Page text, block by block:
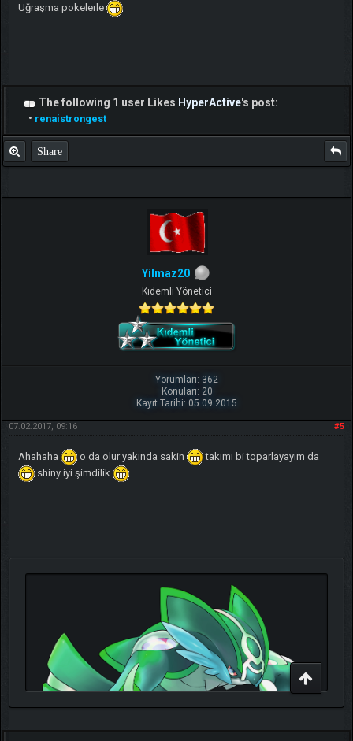
Uğraşma pokelerle
The following 1 user Likes HyperActive's post:
• renaistrongest
Share
Yilmaz20
Kıdemli Yönetici
Yorumları: 362
Konuları: 20
Kayıt Tarihi: 05.09.2015
#5
07.02.2017, 09:16
Ahahaha o da olur yakında sakin
takımı bi toparlayayım da
shiny iyi şimdilik